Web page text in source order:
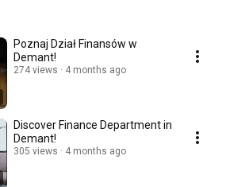
Poznaj Dział Finansów w
Demant!
274 views 4 months ago
Discover Finance Department in
Demant!
305 views 4 months ago